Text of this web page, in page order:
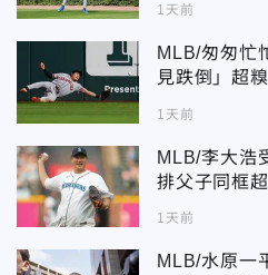
1天前
MLB/匆匆忙
見跌倒」超
1天前
MLB/李大浩
排父子同框
1天前
MLB/水原一